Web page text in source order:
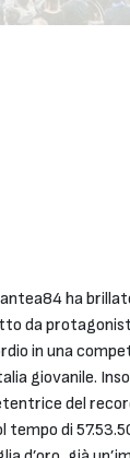
ha
da
in una
giovanile.
del
di